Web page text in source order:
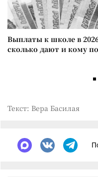
Выплаты к школе в
сколько дают и кому
Текст: Вера Басилая